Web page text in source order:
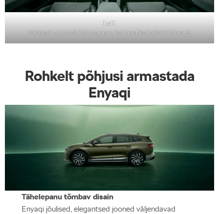
Loft
Valdavalt antratsiithall sisemus, kontrastiks hallid õmblused.
Rohkelt põhjusi armastada
Enyaqi
Tähelepanu tõmbav disain
Enyaqi jõulised, elegantsed jooned väljendavad